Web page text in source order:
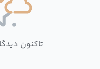
تاکنون